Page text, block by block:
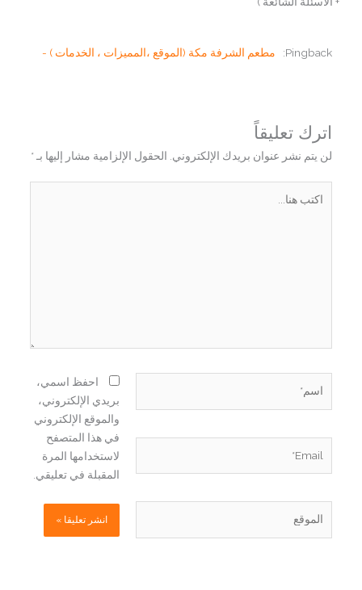
Pingback: مطعم الشرفة مكة (الموقع ،المميزات ، الخدمات ) -
اترك تعليقاً
لن يتم نشر عنوان بريدك الإلكتروني. الحقول الإلزامية مشار إليها بـ *
احفظ اسمي،
بريدي الإلكتروني،
والموقع الإلكتروني
في هذا المتصفح
لاستخدامها المرة
المقبلة في تعليقي.